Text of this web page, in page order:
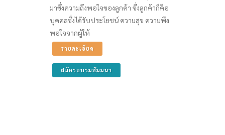
มาซึ่งความถึงพอใจของลูกค้า ซึ่งลูกค้าก็คือ
บุคคลซึ่งได้รับประโยชน์ ความสุข ความพึง
พอใจจากผู้ให้
รายละเอียด
สมัครอบรมสัมมนา